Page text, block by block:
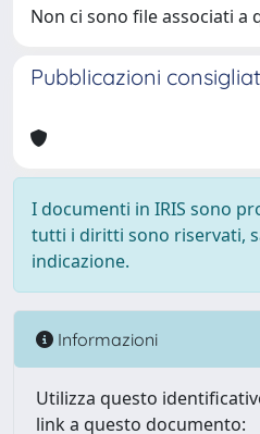
Non ci sono file associati a
Pubblicazioni
I documenti in IRIS sono
tutti i diritti sono riservati,
indicazione.
Informazioni
Utilizza questo
link a questo documento: